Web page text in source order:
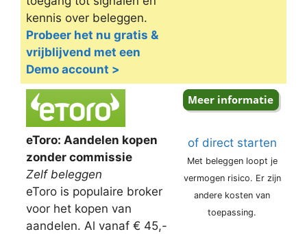
kennis over beleggen.
Probeer het nu gratis &
vrijblijvend met een
Demo account >
eToro: Aandelen kopen
zonder commissie
Zelf beleggen
eToro is populaire broker
voor het kopen van
aandelen. Al vanaf € 45,-
of direct starten
Met beleggen loopt je
vermogen risico. Er zijn
andere kosten van
toepassing.